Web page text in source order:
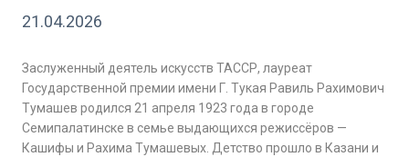
21.04.2026
Заслуженный деятель искусств ТАССР, лауреат
Государственной премии имени Г. Тукая Равиль Рахимович
Тумашев родился 21 апреля 1923 года в городе
Семипалатинске в семье выдающихся режиссёров —
Кашифы и Рахима Тумашевых. Детство прошло в Казани и